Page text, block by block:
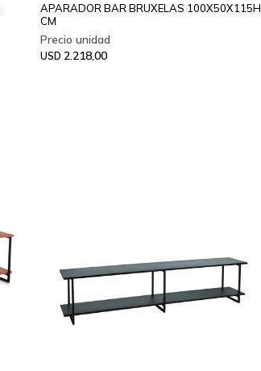
APARADOR BAR BRUXELAS 100X50X115H
CM
USD 2.218,00